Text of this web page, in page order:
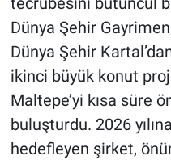
Dünya Şehir
Dünya Şehir
ikinci büyük konut
Maltepe’yi kısa süre
buluşturdu. 2026
hedefleyen şirket,